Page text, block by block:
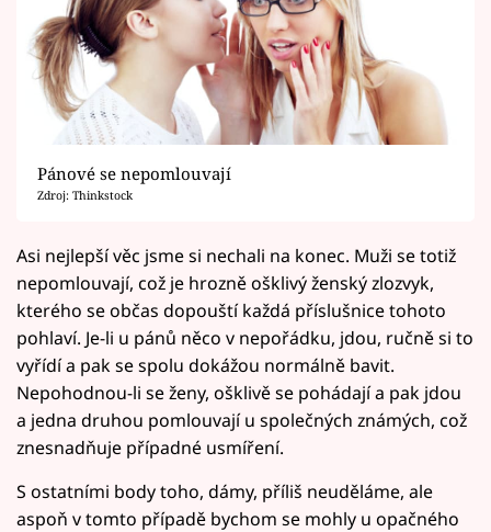
Pánové se nepomlouvají
Zdroj: Thinkstock
Asi nejlepší věc jsme si nechali na konec. Muži se totiž
nepomlouvají, což je hrozně ošklivý ženský zlozvyk,
kterého se občas dopouští každá příslušnice tohoto
pohlaví. Je-li u pánů něco v nepořádku, jdou, ručně si to
vyřídí a pak se spolu dokážou normálně bavit.
Nepohodnou-li se ženy, ošklivě se pohádají a pak jdou
a jedna druhou pomlouvají u společných známých, což
znesnadňuje případné usmíření.
S ostatními body toho, dámy, příliš neuděláme, ale
aspoň v tomto případě bychom se mohly u opačného